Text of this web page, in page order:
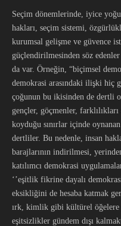
Seçim dönemlerinde, iyice
hakları, seçim sistemi,
kurumsal gelişme ve güvence
güçlendirilmesinden söz
da var. Örneğin, “biçimsel
demokrasi arasındaki ilişki hiç
çoğunun bu ikisinden de dertli
gençler, göçmenler,
koyduğu sınırlar içinde
dertliler. Bu nedenle, insan
barajlarının indirilmesi,
katılımcı demokrasi
‘’eşitlik fikrine dayalı
eksikliğini de hesaba katmak
ırk, kimlik gibi kültürel
eşitsizlikler gündem dışı